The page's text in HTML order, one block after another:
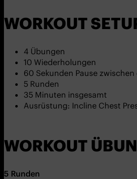
WORKOUT
4 Übungen
10 Wiederholungen
60 Sekunden Pause
5 Runden
35 Minuten insgesamt
Ausrüstung: Incline Chest
WORKOUT
5 Runden